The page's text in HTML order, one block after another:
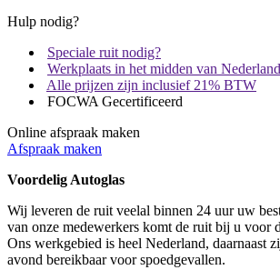
Hulp nodig?
Speciale ruit nodig?
Werkplaats in het midden van Nederland
Alle prijzen zijn inclusief 21% BTW
FOCWA Gecertificeerd
Online afspraak maken
Afspraak maken
Voordelig Autoglas
Wij leveren de ruit veelal binnen 24 uur uw
van onze medewerkers komt de ruit bij u voor
Ons werkgebied is heel Nederland, daarnaast
avond bereikbaar voor spoedgevallen.